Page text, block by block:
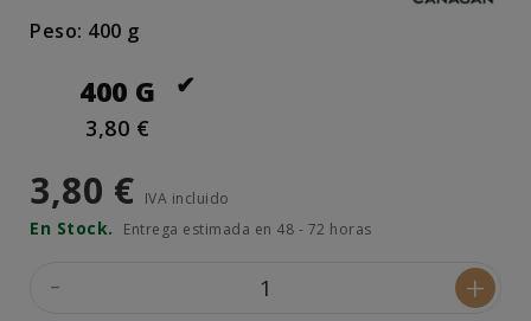
Peso: 400 g
400 G
3,80 €
3,80 € IVA incluido
En Stock. Entrega estimada en 48 - 72 horas
- +